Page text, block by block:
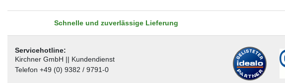
Schnelle und zuverlässige Lieferung
Servicehotline:
Kirchner GmbH || Kundendienst
Telefon +49 (0) 9382 / 9791-0